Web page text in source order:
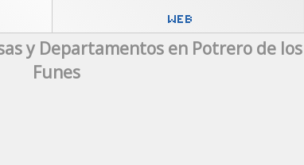
y Departamentos en Potrero de los
Funes